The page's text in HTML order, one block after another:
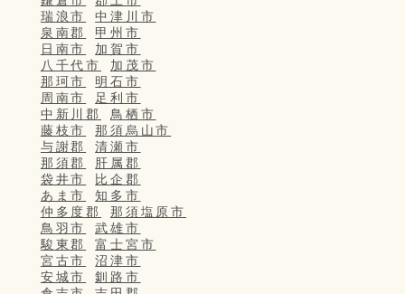
瑞浪市
中津川市
泉南郡
甲州市
日南市
加賀市
八千代市
加茂市
那珂市
明石市
周南市
足利市
中新川郡
鳥栖市
藤枝市
那須烏山市
与謝郡
清瀬市
那須郡
肝属郡
袋井市
比企郡
あま市
知多市
仲多度郡
那須塩原市
鳥羽市
武雄市
駿東郡
富士宮市
宮古市
沼津市
安城市
釧路市